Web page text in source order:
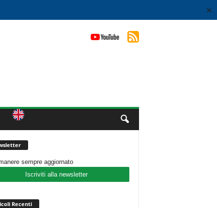
✕
sempre aggiornato
Iscriviti alla newsletter
Recenti